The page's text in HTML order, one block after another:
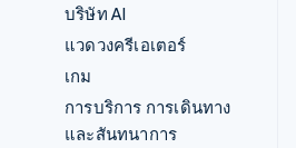
บริษัท AI
แวดวงครีเอเตอร์
เกม
การบริการ การเดินทาง
และสันทนาการ